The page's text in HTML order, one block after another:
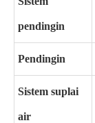
pendingin
Pendingin
Sistem suplai
air